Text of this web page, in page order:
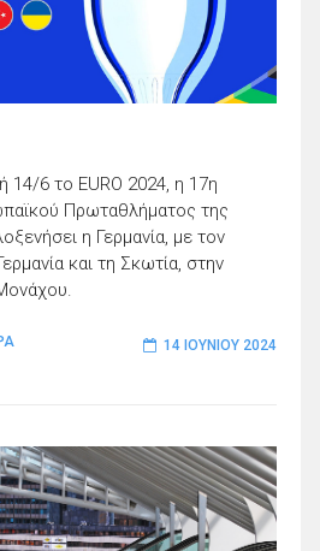
14/6 το EURO 2024, η 17η
Πρωταθλήματος της
η Γερμανία, με τον
και τη Σκωτία, στην
14 ΙΟΥΝΊΟΥ 2024